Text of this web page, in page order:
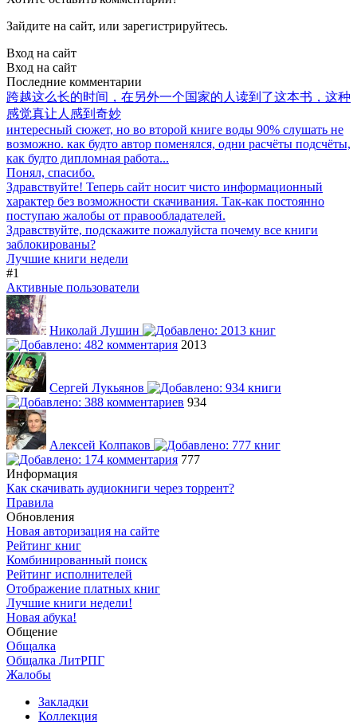
Зайдите на сайт, или зарегистрируйтесь.
Вход на сайт
Вход на сайт
Последние комментарии
跨越这么长的时间，在另外一个国家的人读到了这本书，这种
感觉真让人感到奇妙
интересный сюжет, но во второй книге воды 90% слушать не
возможно. как будто автор поменялся, одни расчёты подсчёты,
как будто дипломная работа...
Понял, спасибо.
Здравствуйте! Теперь сайт носит чисто информационный
характер без возможности скачивания. Так-как постоянно
поступаю жалобы от правообладателей.
Здравствуйте, подскажите пожалуйста почему все книги
заблокированы?
Лучшие книги недели
#1
Активные пользователи
Николай Лушин
2013
Сергей Лукьянов
934
Алексей Колпаков
777
Информация
Как скачивать аудиокниги через торрент?
Правила
Обновления
Новая авторизация на сайте
Рейтинг книг
Комбинированный поиск
Рейтинг исполнителей
Отображение платных книг
Лучшие книги недели!
Новая абука!
Общение
Общалка
Общалка ЛитРПГ
Жалобы
Закладки
Коллекция